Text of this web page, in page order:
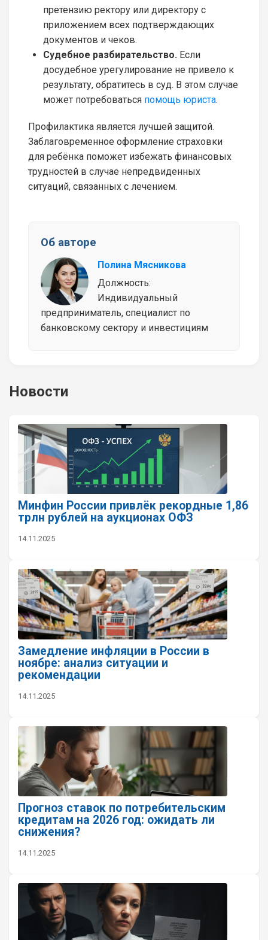
претензию ректору или директору с
приложением всех подтверждающих
документов и чеков.
Судебное разбирательство. Если
досудебное урегулирование не привело к
результату, обратитесь в суд. В этом случае
может потребоваться помощь юриста.
Профилактика является лучшей защитой.
Заблаговременное оформление страховки
для ребёнка поможет избежать финансовых
трудностей в случае непредвиденных
ситуаций, связанных с лечением.
Об авторе
Полина Мясникова
Должность:
Индивидуальный
предприниматель, специалист по
банковскому сектору и инвестициям
Новости
Минфин России привлёк рекордные 1,86
трлн рублей на аукционах ОФЗ
14.11.2025
Замедление инфляции в России в
ноябре: анализ ситуации и
рекомендации
14.11.2025
Прогноз ставок по потребительским
кредитам на 2026 год: ожидать ли
снижения?
14.11.2025